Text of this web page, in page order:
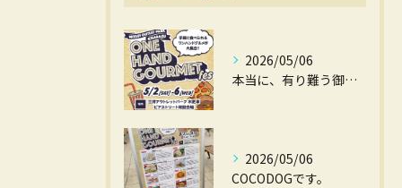
2026/05/06
本当に、有り難う御座いました。
2026/05/06
COCODOGです。